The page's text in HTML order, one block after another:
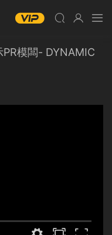
模闆- DYNAMIC